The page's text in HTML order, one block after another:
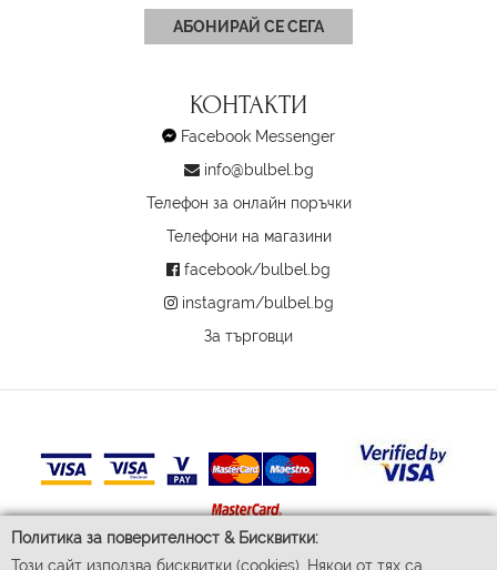
Политика за поверителност & Бисквитки:
Този сайт използва бисквитки (cookies). Някои от тях са
АБОНИРАЙ СЕ СЕГА
КОНТАКТИ
Facebook Messenger
info@bulbel.bg
Телефон за онлайн поръчки
Телефони на магазини
facebook/bulbel.bg
instagram/bulbel.bg
За търговци